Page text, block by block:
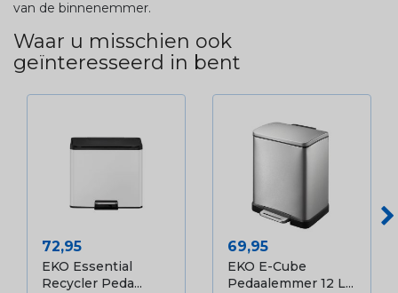
van de binnenemmer.
Waar u misschien ook
geïnteresseerd in bent
Prijs
72,95
EKO Essential
Recycler Peda...
Prijs
69,95
EKO E-Cube
Pedaalemmer 12 L...